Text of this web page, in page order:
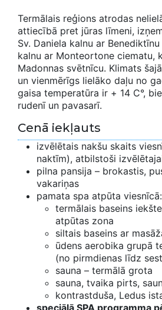
Termālais reģions atrodas
attiecībā pret jūras līmeni,
Sv. Daniela kalnu ar
kalnu ar Monteortone ciematu,
Madonnas svētnīcu. Klimats
un vienmērīgs lielāko daļu no
gaisa temperatūra ir + 14 C°,
rudenī un pavasarī.
Cenā iekļauts
izvēlētais nakšu skaits
naktīm), atbilstoši
pilna pansija – brokastis,
vakariņas
pamata spa atpūta viesnīcā:
termālais baseins
atpūtas zona
siltais baseins ar
ūdens aerobika grupā
(no pirmdienas līdz
sauna – termālā grota
sauna, tvaika pirts,
kontrastduša, Ledus
speciālā SPA programma